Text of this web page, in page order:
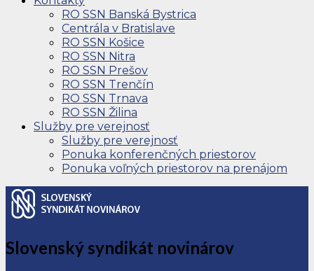
RO SSN Banská Bystrica
Centrála v Bratislave
RO SSN Košice
RO SSN Nitra
RO SSN Prešov
RO SSN Trenčín
RO SSN Trnava
RO SSN Žilina
Služby pre verejnosť
Služby pre verejnosť
Ponuka konferenčných priestorov
Ponuka voľných priestorov na prenájom
Slovenský syndikát novinárov